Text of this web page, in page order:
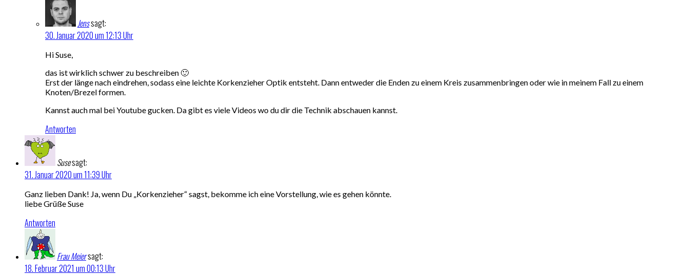
Jenssagt:
30. Januar 2020 um 12:13 Uhr
Hi Suse,
das ist wirklich schwer zu beschreiben 🙂
Erst der länge nach eindrehen, sodass eine leichte Korkenzieher Optik entsteht. Dann entweder die Enden zu einem Kreis zusammenbringen oder wie in meinem Fall zu einem
Knoten/Brezel formen.
Kannst auch mal bei Youtube gucken. Da gibt es viele Videos wo du dir die Technik abschauen kannst.
Antworten
Susesagt:
31. Januar 2020 um 11:39 Uhr
Ganz lieben Dank! Ja, wenn Du „Korkenzieher“ sagst, bekomme ich eine Vorstellung, wie es gehen könnte.
liebe Grüße Suse
Antworten
Frau Meiersagt:
18. Februar 2021 um 00:13 Uhr